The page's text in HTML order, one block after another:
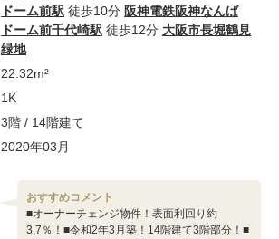
ドーム前駅 徒歩10分 阪神電鉄阪神なんば
ドーム前千代崎駅 徒歩12分 大阪市長堀鶴見
緑地
22.32m²
1K
3階 / 14階建て
2020年03月
おすすめコメント
■オーナーチェンジ物件！表面利回り約
3.7％！■令和2年3月築！14階建て3階部分！■